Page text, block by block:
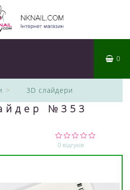
0
3D слайдери
№353
0 відгуків